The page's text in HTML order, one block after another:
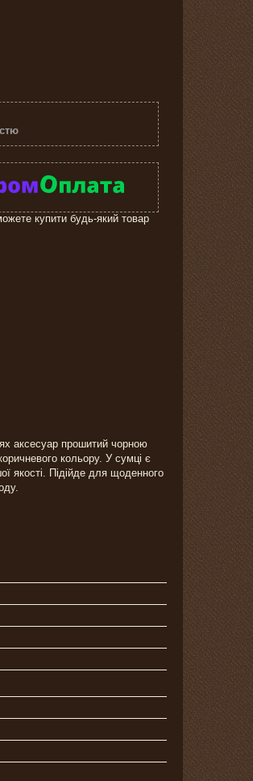
купити будь-який товар
аксесуар прошитий чорною
кольору. У сумці є
якості. Підійде для щоденного